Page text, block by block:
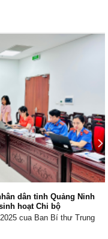
dân tỉnh Quảng Ninh
hoạt Chi bộ
cua Ban Bí thư Trung